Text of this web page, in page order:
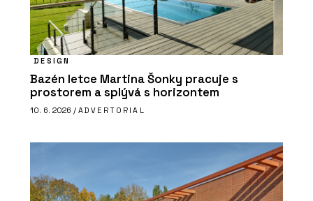
DESIGN
Bazén letce Martina Šonky pracuje s
prostorem a splývá s horizontem
10. 6. 2026 / ADVERTORIAL